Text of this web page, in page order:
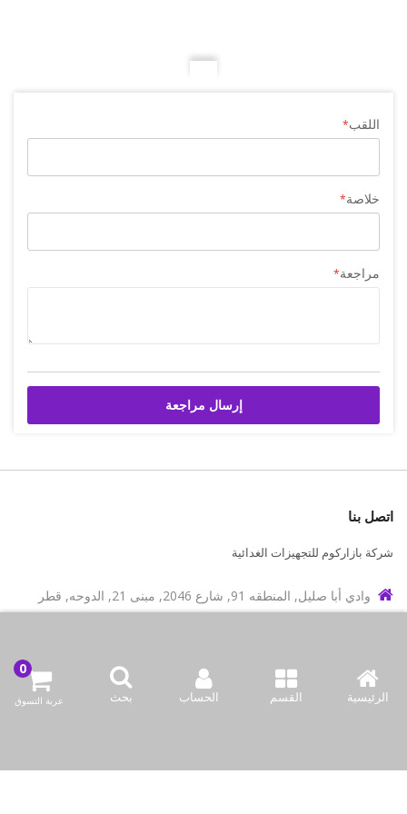
الرئيسية القسم الحساب بحث عربة التسوق
اللقب
خلاصة
مراجعة
إرسال مراجعة
اتصل بنا
شركة بازاركوم للتجهيزات الغدائية
وادي أبا صليل, المنطقه 91, شارع 2046, مبنى 21, الدوحه, قطر
سياسة المتجر